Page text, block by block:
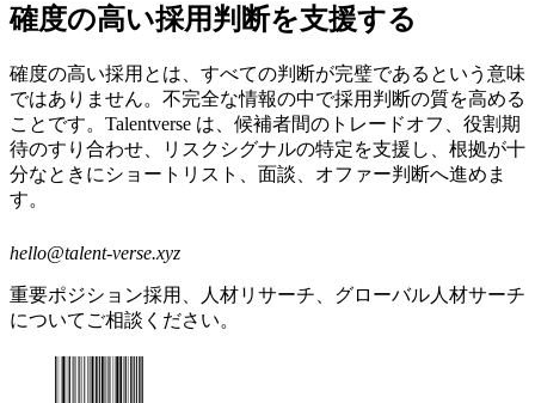
確度の高い採用判断を支援する
確度の高い採用とは、すべての判断が完璧であるという意味
ではありません。不完全な情報の中で採用判断の質を高める
ことです。Talentverse は、候補者間のトレードオフ、役割期
待のすり合わせ、リスクシグナルの特定を支援し、根拠が十
分なときにショートリスト、面談、オファー判断へ進めま
す。
hello@talent-verse.xyz
重要ポジション採用、人材リサーチ、グローバル人材サーチ
についてご相談ください。